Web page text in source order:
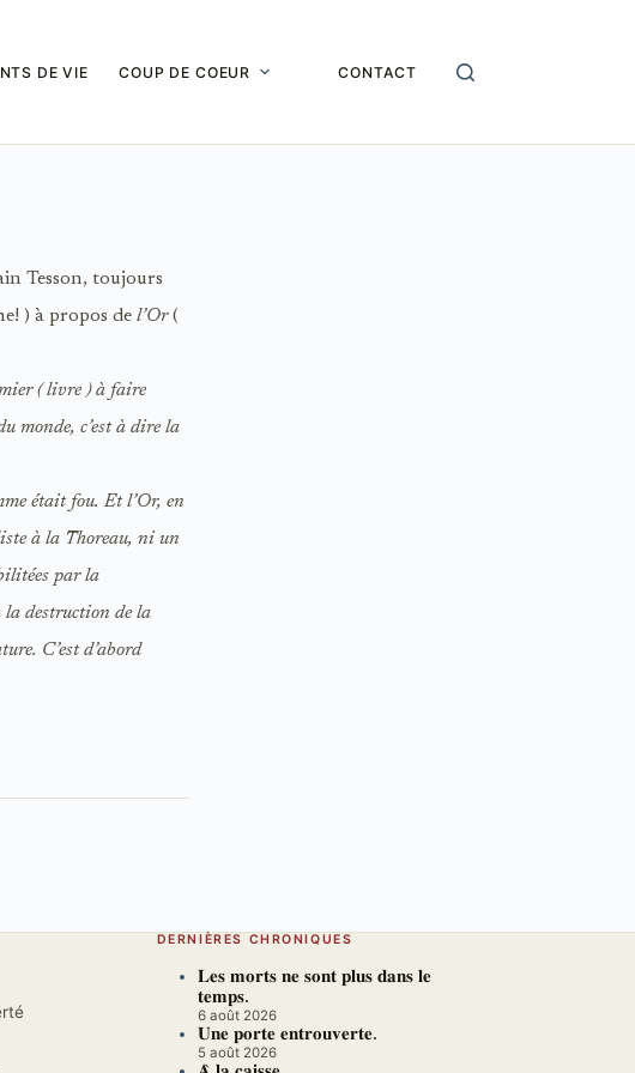
DE VIE COUP DE COEUR CONTACT
Tesson, toujours
) à propos de l’Or(
( livre ) à faire
monde, c’est à dire la
était fou. Et l’Or, en
à la Thoreau, ni un
par la
la destruction de la
C’est d’abord
DERNIÈRES CHRONIQUES
𝐋𝐞𝐬 𝐦𝐨𝐫𝐭𝐬 𝐧𝐞 𝐬𝐨𝐧𝐭 𝐩𝐥𝐮𝐬 𝐝𝐚𝐧𝐬 𝐥𝐞
𝐭𝐞𝐦𝐩𝐬.
6 août 2026
𝐔𝐧𝐞 𝐩𝐨𝐫𝐭𝐞 𝐞𝐧𝐭𝐫𝐨𝐮𝐯𝐞𝐫𝐭𝐞.
5 août 2026